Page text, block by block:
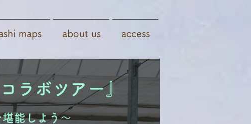
maps about us access
ラボツアー』
能しよう〜